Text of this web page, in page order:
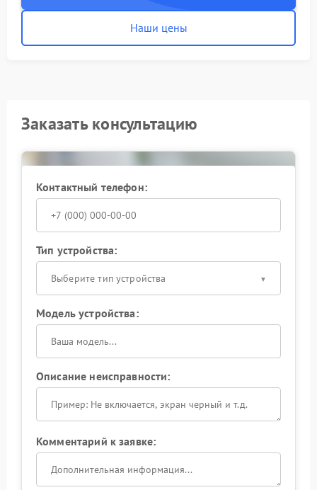
Наши цены
Заказать консультацию
Контактный телефон:
Тип устройства:
Выберите тип устройства
Модель устройства:
Описание неисправности:
Комментарий к заявке: